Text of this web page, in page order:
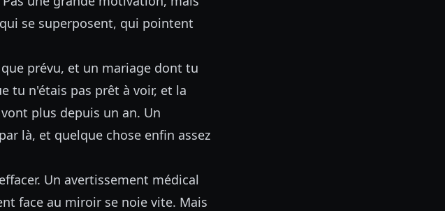
se superposent, qui pointent
prévu, et un mariage dont tu
tu n'étais pas prêt à voir, et la
plus depuis un an. Un
là, et quelque chose enfin assez
Un avertissement médical
face au miroir se noie vite. Mais